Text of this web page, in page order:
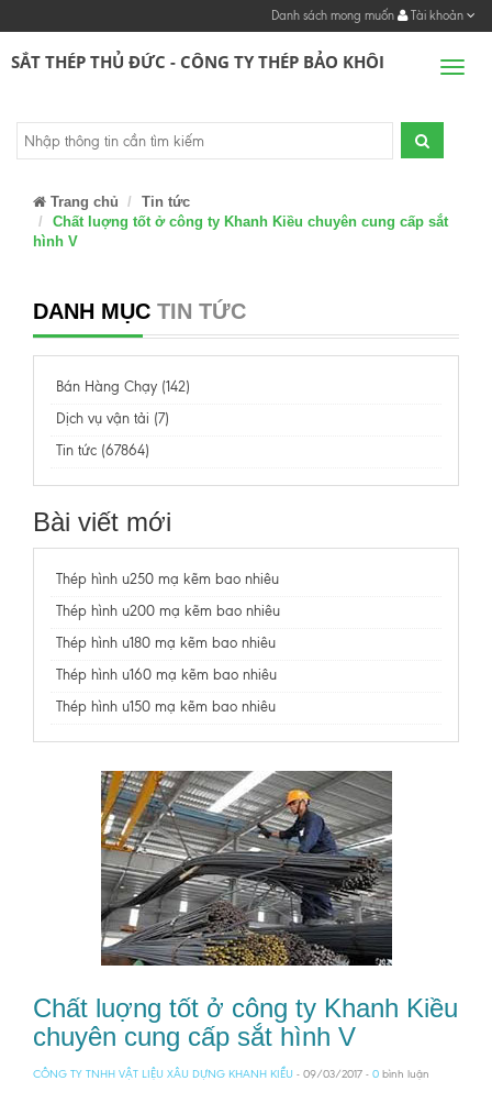
Danh sách mong muốn Tài khoản
SẮT THÉP THỦ ĐỨC - CÔNG TY THÉP BẢO KHÔI
Trang chủ
Tin tức
Chất luợng tốt ở công ty Khanh Kiều chuyên cung cấp sắt
hình V
DANH MỤC TIN TỨC
Bán Hàng Chạy (142)
Dịch vụ vận tải (7)
Tin tức (67864)
Bài viết mới
Thép hình u250 mạ kẽm bao nhiêu
Thép hình u200 mạ kẽm bao nhiêu
Thép hình u180 mạ kẽm bao nhiêu
Thép hình u160 mạ kẽm bao nhiêu
Thép hình u150 mạ kẽm bao nhiêu
Chất luợng tốt ở công ty Khanh Kiều
chuyên cung cấp sắt hình V
CÔNG TY TNHH VẬT LIỆU XÂU DỰNG KHANH KIỀU - 09/03/2017 - 0 bình luận